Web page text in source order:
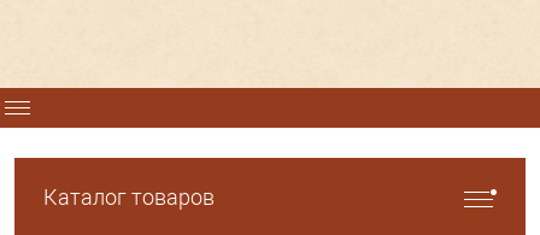
Каталог товаров